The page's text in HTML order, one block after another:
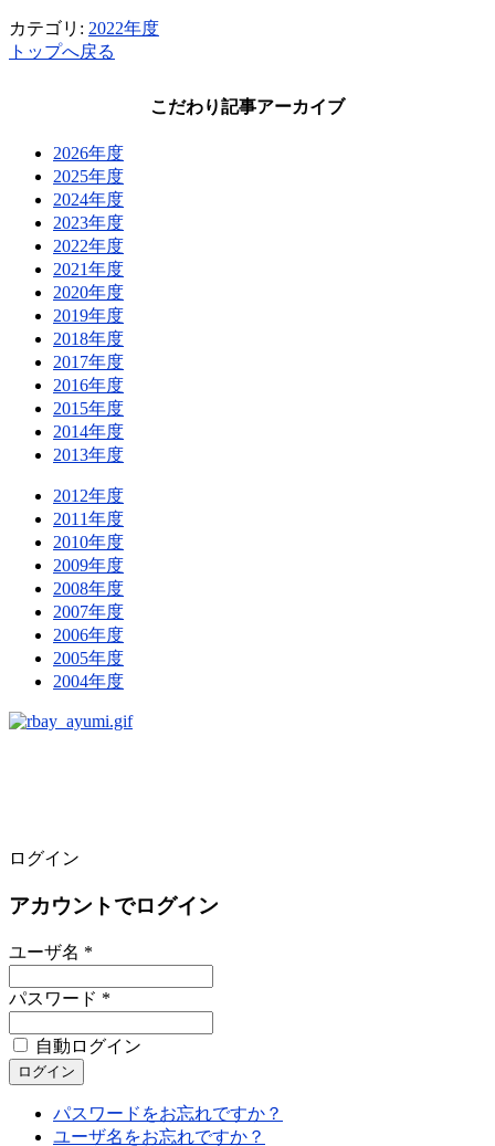
カテゴリ: 2022年度
トップへ戻る
こだわり記事アーカイブ
2026年度
2025年度
2024年度
2023年度
2022年度
2021年度
2020年度
2019年度
2018年度
2017年度
2016年度
2015年度
2014年度
2013年度
2012年度
2011年度
2010年度
2009年度
2008年度
2007年度
2006年度
2005年度
2004年度
ログイン
アカウントでログイン
ユーザ名 *
パスワード *
自動ログイン
パスワードをお忘れですか？
ユーザ名をお忘れですか？